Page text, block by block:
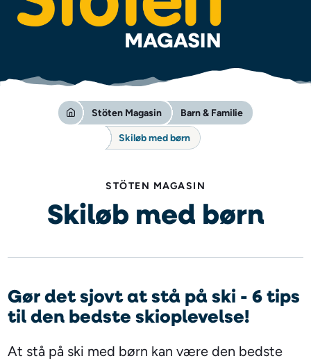
Stöten Magasin Barn & Familie
Skiløb med børn
STÖTEN MAGASIN
Skiløb med børn
Gør det sjovt at stå på ski - 6 tips
til den bedste skioplevelse!
At stå på ski med børn kan være den bedste